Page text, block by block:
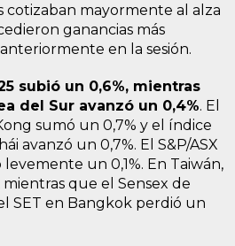
cotizaban mayormente al alza
ganancias más
en la sesión.
subió un 0,6%, mientras
del Sur avanzó un 0,4%. El
sumó un 0,7% y el índice
avanzó un 0,7%. El S&P/ASX
un 0,1%. En Taiwán,
que el Sensex de
SET en Bangkok perdió un